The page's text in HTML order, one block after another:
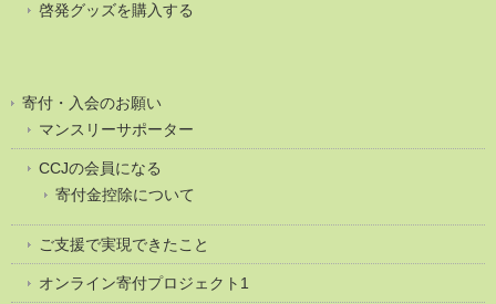
啓発グッズを購入する
寄付・入会のお願い
マンスリーサポーター
CCJの会員になる
寄付金控除について
ご支援で実現できたこと
オンライン寄付プロジェクト1